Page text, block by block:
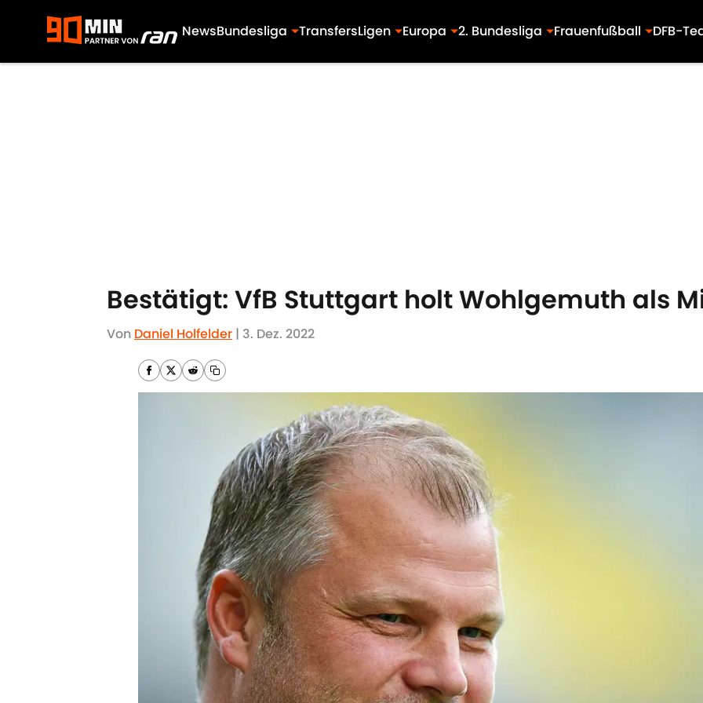
NewsBundesliga TransfersLigen Europa 2. Bundesliga Frauenfußball DFB-
Bestätigt: VfB Stuttgart holt Wohlgemuth als
Von Daniel Holfelder | 3. Dez. 2022